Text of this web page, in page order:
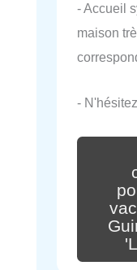
- Accueil
maison
-